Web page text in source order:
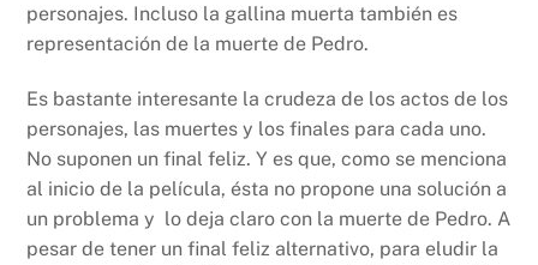
personajes. Incluso la gallina muerta también es
representación de la muerte de Pedro.
Es bastante interesante la crudeza de los actos de los
personajes, las muertes y los finales para cada uno.
No suponen un final feliz. Y es que, como se menciona
al inicio de la película, ésta no propone una solución a
un problema y lo deja claro con la muerte de Pedro. A
pesar de tener un final feliz alternativo, para eludir la